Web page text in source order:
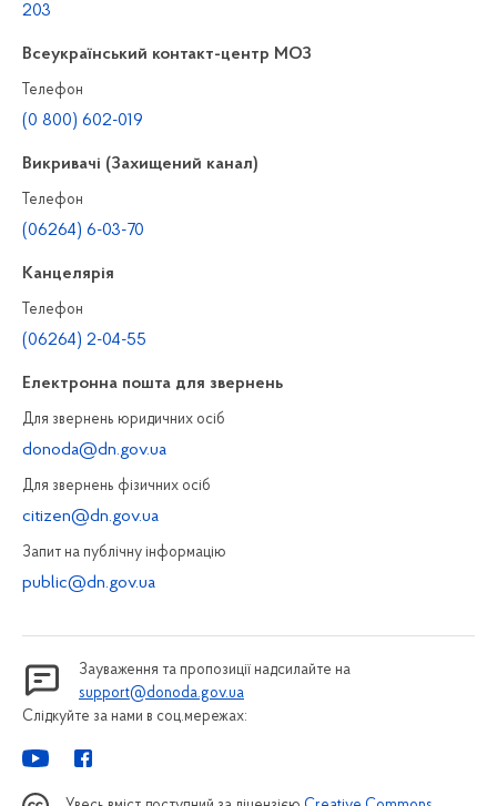
203
Всеукраїнський контакт-центр МОЗ
Телефон
(0 800) 602-019
Викривачі (Захищений канал)
Телефон
(06264) 6-03-70
Канцелярiя
Телефон
(06264) 2-04-55
Електронна пошта для звернень
Для звернень юридичних осiб
donoda@dn.gov.ua
Для звернень фізичних осiб
citizen@dn.gov.ua
Запит на публiчну інформацiю
public@dn.gov.ua
Зауваження та пропозиції надсилайте на
support@donoda.gov.ua
Слідкуйте за нами в соц.мережах: